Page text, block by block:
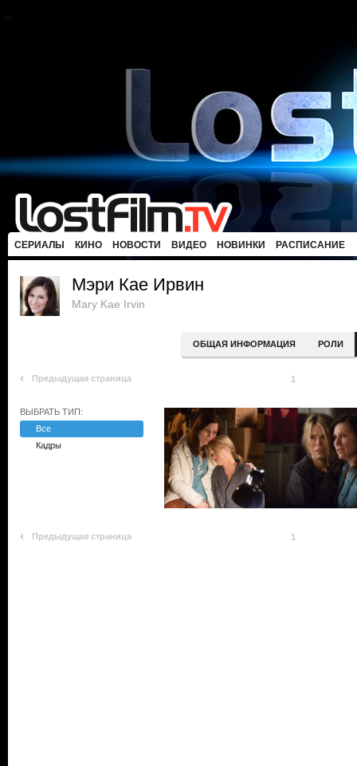
СЕРИАЛЫ КИНО НОВОСТИ ВИДЕО НОВИНКИ РАСПИСАНИЕ
Мэри Кае Ирвин
Mary Kae Irvin
ОБЩАЯ ИНФОРМАЦИЯ РОЛИ
Предыдущая страница 1
ВЫБРАТЬ ТИП:
Все
Кадры
Предыдущая страница 1